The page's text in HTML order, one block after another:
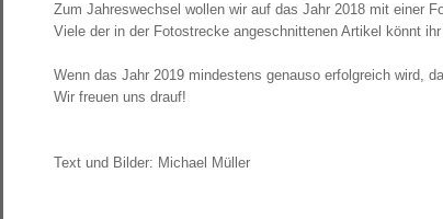
Zum Jahreswechsel wollen wir auf das Jahr 2018 mit einer
Viele der in der Fotostrecke angeschnittenen Artikel könnt
Wenn das Jahr 2019 mindestens genauso erfolgreich wird,
Wir freuen uns drauf!
Text und Bilder: Michael Müller